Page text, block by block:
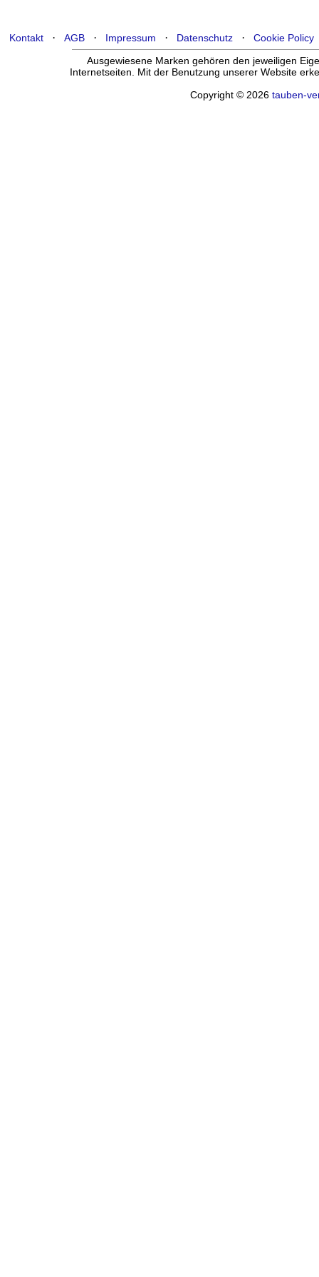
Kontakt · AGB · Impressum · Datenschutz · Cookie Policy
Ausgewiesene Marken gehören den jeweiligen
Internetseiten. Mit der Benutzung unserer Website
Copyright © 2026 tauben-